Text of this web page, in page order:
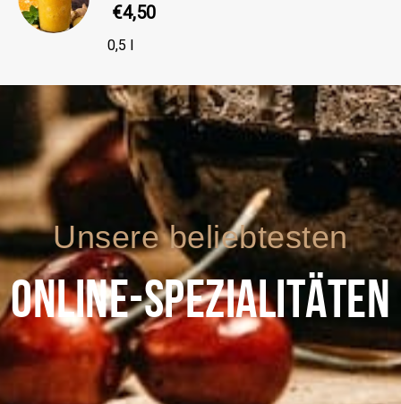
€4,50
0,5 l
Unsere beliebtesten
ONLINE-SPEZIALITÄTEN